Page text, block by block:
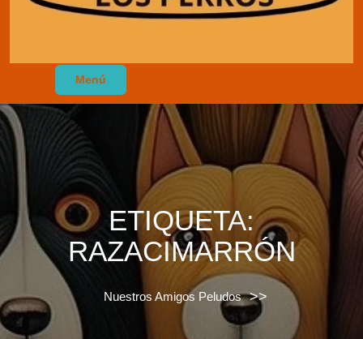
Menú
ETIQUETA:
RAZACIMARRÓN
Nuestros Amigos Peludos >>